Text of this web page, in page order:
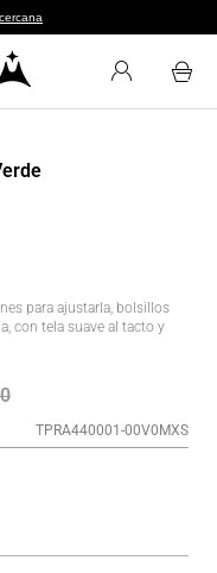
para ajustarla, bolsillos
con tela suave al tacto y
TPRA440001-00V0MXS